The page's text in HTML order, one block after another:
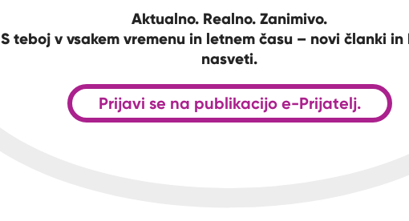
Aktualno. Realno. Zanimivo.
S teboj v vsakem vremenu in letnem času – novi članki in
nasveti.
Prijavi se na publikacijo e-Prijatelj.